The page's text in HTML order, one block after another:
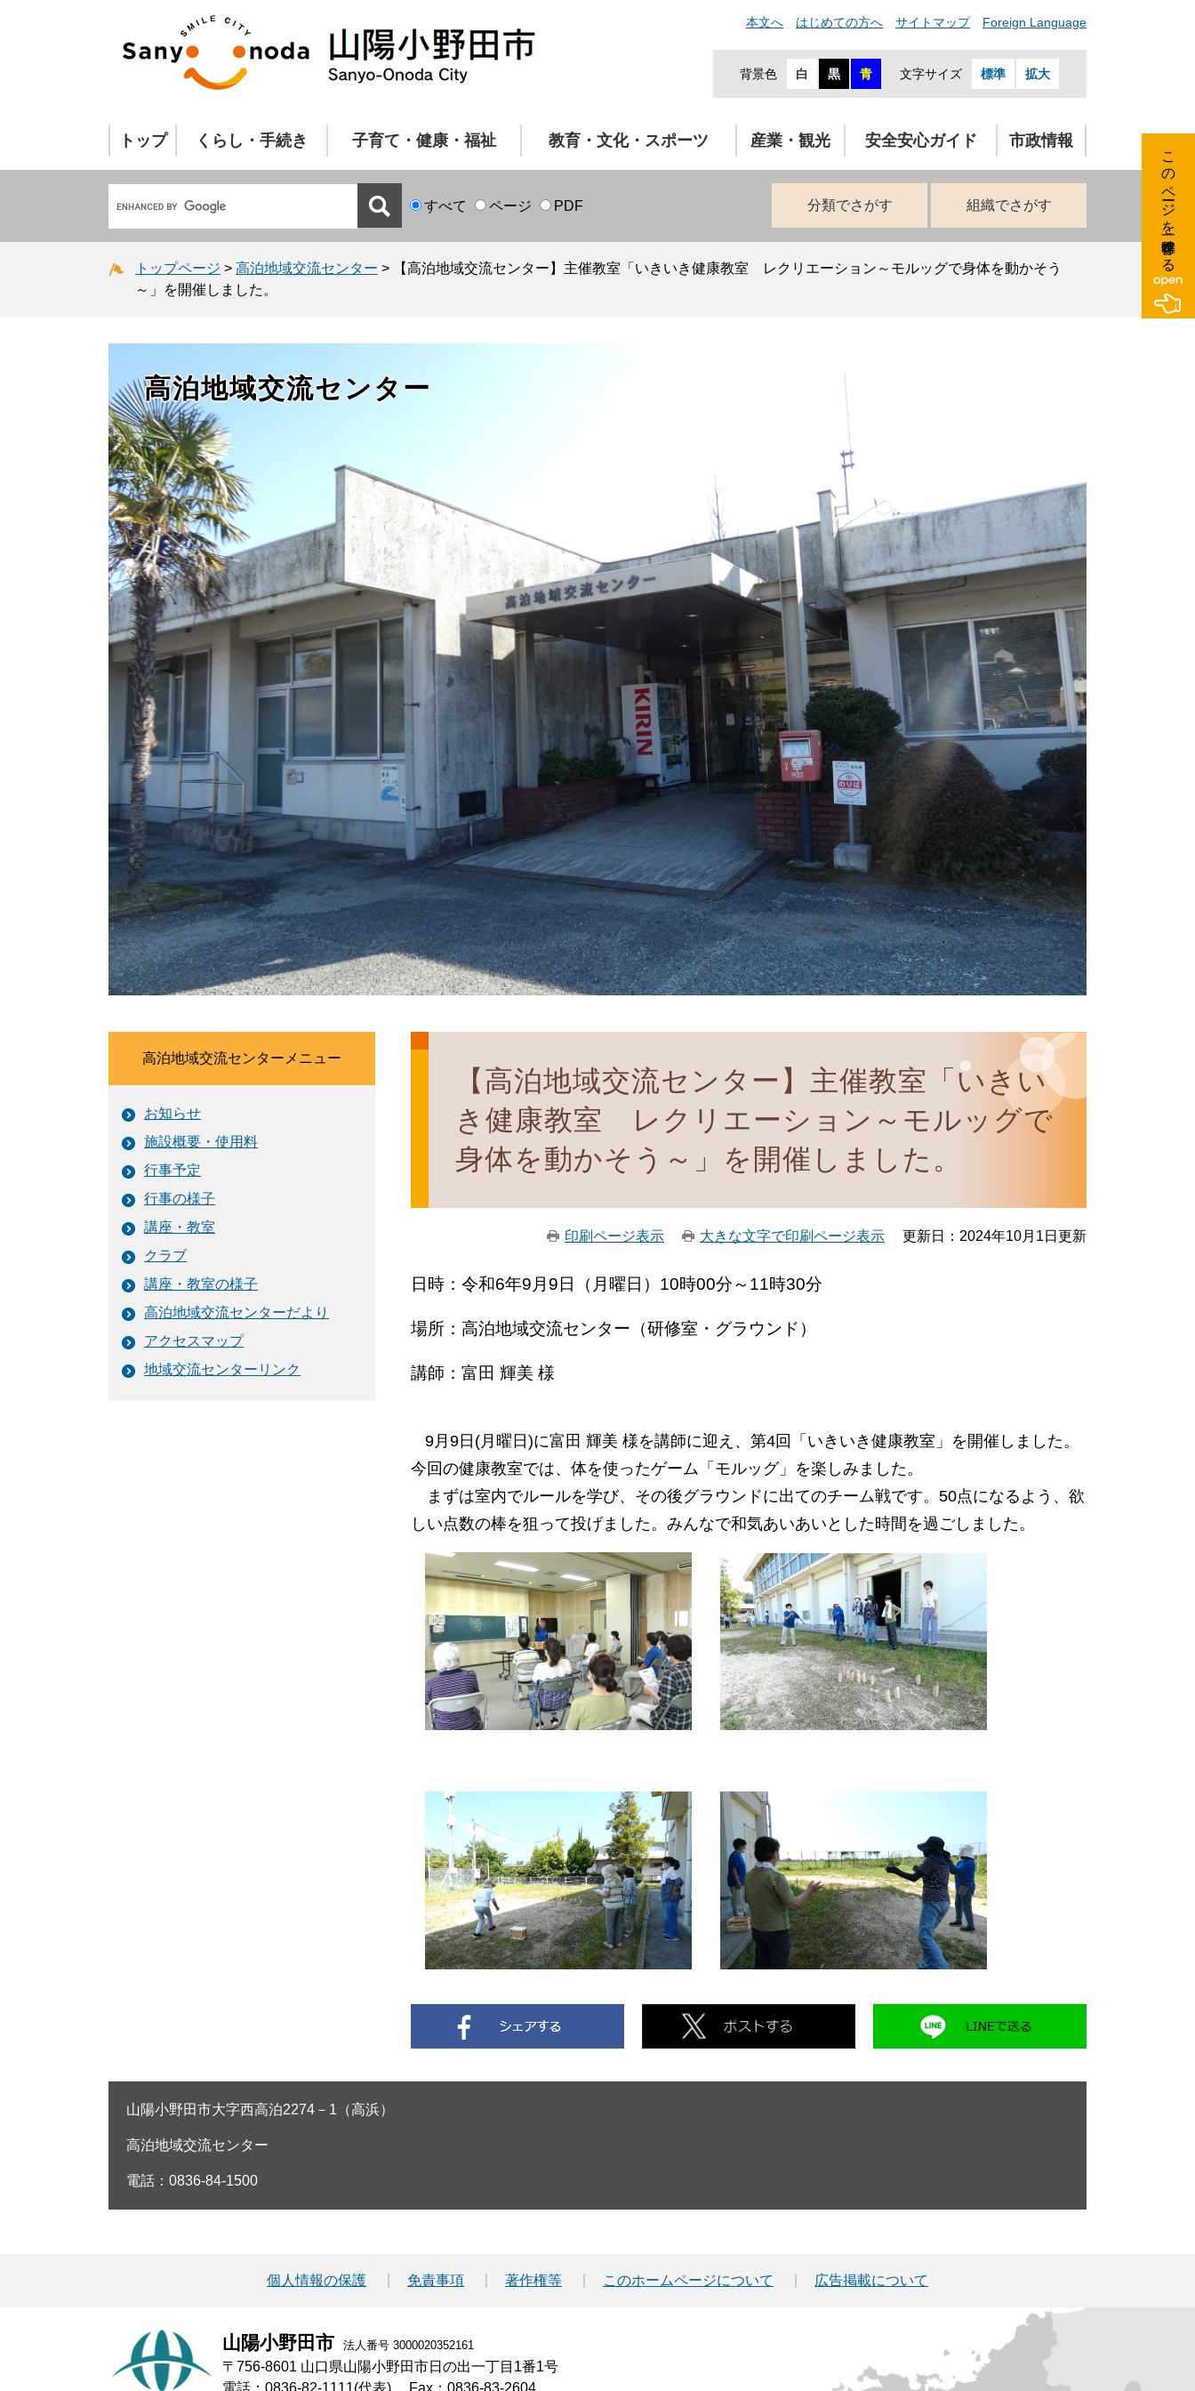
本文へ はじめての方へ サイトマップ Foreign Language
背景色 白 黒 青 文字サイズ 標準 拡大
トップ くらし・手続き 子育て・健康・福祉 教育・文化・スポーツ 産業・観光 安全安心ガイド 市政情報
すべて ページ PDF 分類でさがす 組織でさがす
トップページ > 高泊地域交流センター >
【高泊地域交流センター】主催教室「いきいき健康教室 レクリエーション～モルッグで身体を動かそう
～」を開催しました。
高泊地域交流センター
【高泊地域交流センター】主催教室「いきい
き健康教室 レクリエーション～モルッグで
身体を動かそう～」を開催しました。
印刷ページ表示 大きな文字で印刷ページ表示 更新日：2024年10月1日更新
日時：令和6年9月9日（月曜日）10時00分～11時30分
場所：高泊地域交流センター（研修室・グラウンド）
講師：富田 輝美 様
9月9日(月曜日)に富田 輝美 様を講師に迎え、第4回「いきいき健康教室」を開催しました。
今回の健康教室では、体を使ったゲーム「モルッグ」を楽しみました。
まずは室内でルールを学び、その後グラウンドに出てのチーム戦です。50点になるよう、欲
しい点数の棒を狙って投げました。みんなで和気あいあいとした時間を過ごしました。
高泊地域交流センターメニュー
お知らせ
施設概要・使用料
行事予定
行事の様子
講座・教室
クラブ
講座・教室の様子
高泊地域交流センターだより
アクセスマップ
地域交流センターリンク
山陽小野田市大字西高泊2274－1（高浜）
高泊地域交流センター
電話：0836-84-1500
個人情報の保護 免責事項 著作権等 このホームページについて 広告掲載について
山陽小野田市 法人番号 3000020352161
〒756-8601 山口県山陽小野田市日の出一丁目1番1号
電話：0836-82-1111(代表)
Fax：0836-83-2604
このページを一時保存する